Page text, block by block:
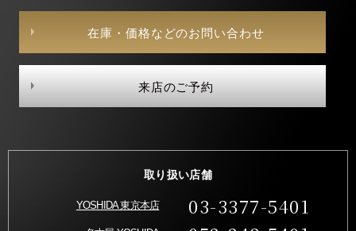
在庫・価格などのお問い合わせ
来店のご予約
取り扱い店舗
YOSHIDA 東京本店 03-3377-5401